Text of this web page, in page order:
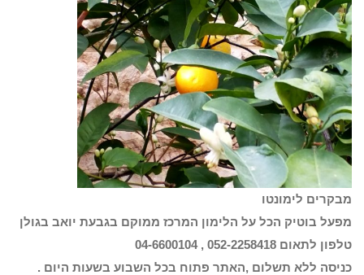
מבקרים לימונטו
מפעל בוטיק הכל על הלימון המרכז ממוקם בגבעת יואב בגולן
טלפון לתאום 052-2258418 , 04-6600104
כניסה ללא תשלום ,האתר פתוח בכל השבוע בשעות היום .